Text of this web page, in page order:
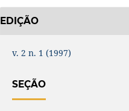
EDIÇÃO
v. 2 n. 1 (1997)
SEÇÃO